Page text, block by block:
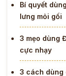
Bí quyết
lưng mỏi gối
3 mẹo dùng
cực nhạy
3 cách dùng